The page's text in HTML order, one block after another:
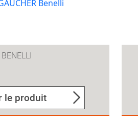
BENELLI
le produit